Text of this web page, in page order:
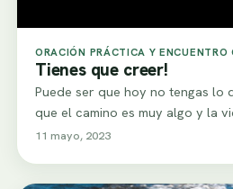
ORACIÓN PRÁCTICA Y ENCUENTRO
Tienes que creer!
Puede ser que hoy no tengas lo
que el camino es muy algo y la
11 mayo, 2023